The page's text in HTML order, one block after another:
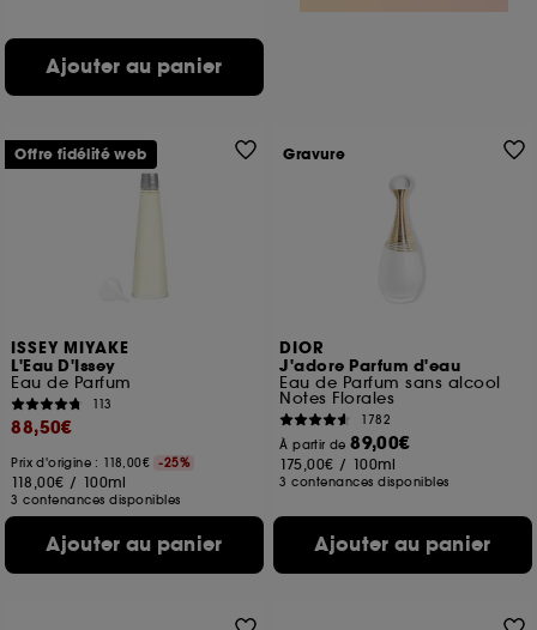
Ajouter au panier
ISSEY MIYAKE
L'Eau D'Issey
Eau de Parfum
113
88,50€
Prix d'origine : 118,00€ -25%
118,00€ / 100ml
3 contenances disponibles
Ajouter au panier
Offre fidélité web
DIOR
J'adore Parfum d'eau
Eau de Parfum sans alcool
Notes Florales
1782
À partir de89,00€
175,00€ / 100ml
3 contenances disponibles
Ajouter au panier
Gravure